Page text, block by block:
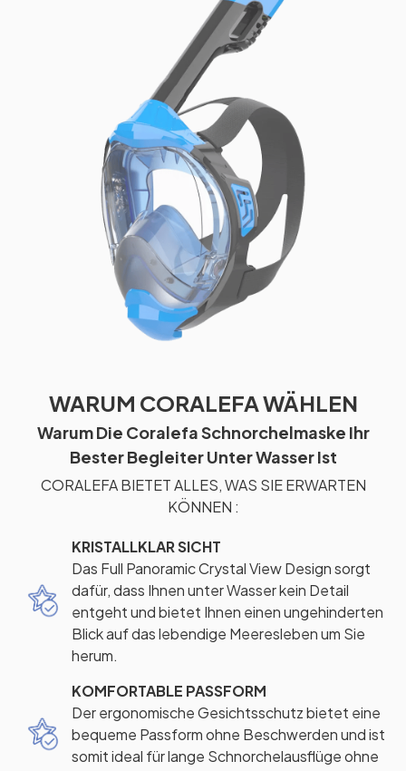
WARUM CORALEFA WÄHLEN
Warum Die Coralefa Schnorchelmaske Ihr
Bester Begleiter Unter Wasser Ist
CORALEFA BIETET ALLES, WAS SIE ERWARTEN
KÖNNEN :
KRISTALLKLAR SICHT
Das Full Panoramic Crystal View Design sorgt
dafür, dass Ihnen unter Wasser kein Detail
entgeht und bietet Ihnen einen ungehinderten
Blick auf das lebendige Meeresleben um Sie
herum.
KOMFORTABLE PASSFORM
Der ergonomische Gesichtsschutz bietet eine
bequeme Passform ohne Beschwerden und ist
somit ideal für lange Schnorchelausflüge ohne